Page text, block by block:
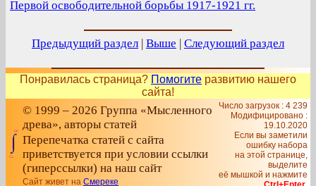
Первой освободительной борьбы 1917-1921 гг.
Предыдущий раздел | Выше | Следующий раздел
Понравилась страница? Помогите развитию нашего
сайта!
© 1999 – 2026 Группа «Мысленного
древа», авторы статей
Перепечатка статей с сайта
приветствуется при условии ссылки
(гиперссылки) на наш сайт
Сайт живет на Смереке
Число загрузок : 4 239
Модифицировано :
19.10.2020
Если вы заметили
ошибку набора
на этой странице,
выделите
её мышкой и нажмите